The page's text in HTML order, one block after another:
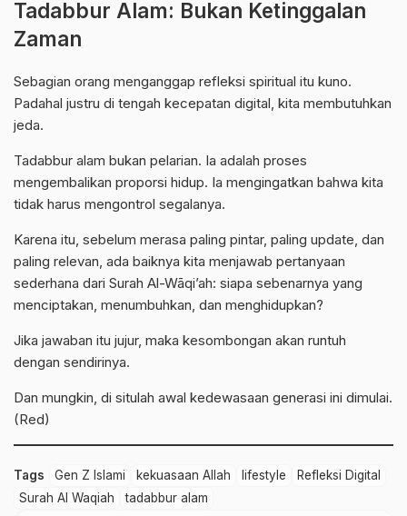
Tadabbur Alam: Bukan Ketinggalan
Zaman
Sebagian orang menganggap refleksi spiritual itu kuno.
Padahal justru di tengah kecepatan digital, kita membutuhkan
jeda.
Tadabbur alam bukan pelarian. Ia adalah proses
mengembalikan proporsi hidup. Ia mengingatkan bahwa kita
tidak harus mengontrol segalanya.
Karena itu, sebelum merasa paling pintar, paling update, dan
paling relevan, ada baiknya kita menjawab pertanyaan
sederhana dari Surah Al-Wāqi’ah: siapa sebenarnya yang
menciptakan, menumbuhkan, dan menghidupkan?
Jika jawaban itu jujur, maka kesombongan akan runtuh
dengan sendirinya.
Dan mungkin, di situlah awal kedewasaan generasi ini dimulai.
(Red)
Tags Gen Z Islami kekuasaan Allah lifestyle
Refleksi Digital
Surah Al Waqiah
tadabbur alam